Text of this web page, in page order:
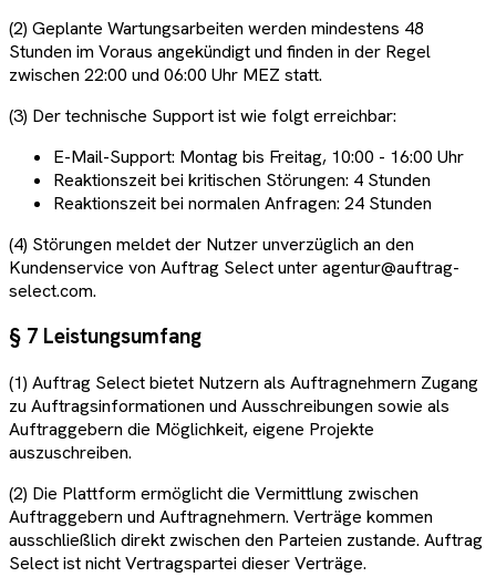
(2) Geplante Wartungsarbeiten werden mindestens 48
Stunden im Voraus angekündigt und finden in der Regel
zwischen 22:00 und 06:00 Uhr MEZ statt.
(3) Der technische Support ist wie folgt erreichbar:
E-Mail-Support: Montag bis Freitag, 10:00 - 16:00 Uhr
Reaktionszeit bei kritischen Störungen: 4 Stunden
Reaktionszeit bei normalen Anfragen: 24 Stunden
(4) Störungen meldet der Nutzer unverzüglich an den
Kundenservice von Auftrag Select unter agentur@auftrag-
select.com.
§ 7 Leistungsumfang
(1) Auftrag Select bietet Nutzern als Auftragnehmern Zugang
zu Auftragsinformationen und Ausschreibungen sowie als
Auftraggebern die Möglichkeit, eigene Projekte
auszuschreiben.
(2) Die Plattform ermöglicht die Vermittlung zwischen
Auftraggebern und Auftragnehmern. Verträge kommen
ausschließlich direkt zwischen den Parteien zustande. Auftrag
Select ist nicht Vertragspartei dieser Verträge.